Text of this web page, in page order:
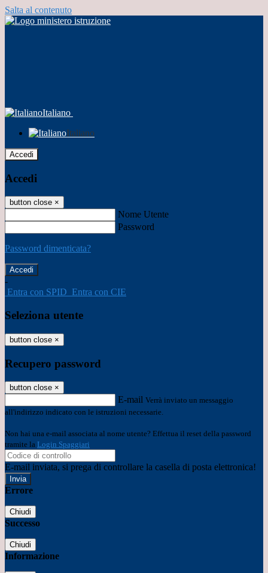
Salta al contenuto
Italiano
Italiano
Accedi
Accedi
button close ×
Nome Utente
Password
Password dimenticata?
-
Entra con SPID Entra con CIE
Seleziona utente
button close ×
Recupero password
button close ×
E-mail Verrà inviato un messaggio
all'indirizzo indicato con le istruzioni necessarie.
Non hai una e-mail associata al nome utente? Effettua il reset della password
tramite la Login Spaggiari
E-mail inviata, si prega di controllare la casella di posta elettronica!
Errore
Chiudi
Successo
Chiudi
Informazione